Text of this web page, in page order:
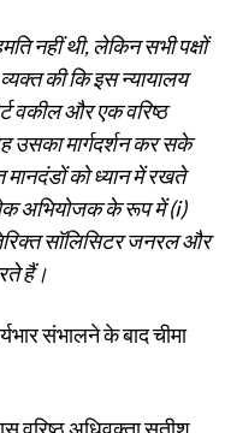
नहीं थी, लेकिन सभी पक्षों
की कि इस न्यायालय
वकील और एक वरिष्ठ
उसका मार्गदर्शन कर सके
को ध्यान में रखते
अभियोजक के रूप में (i)
सॉलिसिटर जनरल और
हैं।
संभालने के बाद चीमा
वरिष्ठ अधिवक्ता सतीश